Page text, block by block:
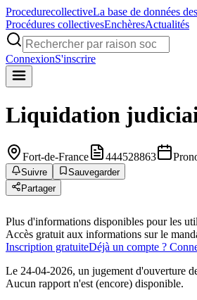
ProcedurecollectiveLa base de données
Procédures collectivesEnchèresActualités
ConnexionS'inscrire
Liquidation
Fort-de-France 444528863
Suivre
Sauvegarder
Partager
Plus d'informations disponibles pour les
Accès gratuit aux informations sur le
Inscription gratuiteDéjà un compte ?
Le 24-04-2026, un jugement d'ouverture
Aucun rapport n'est (encore) disponible.